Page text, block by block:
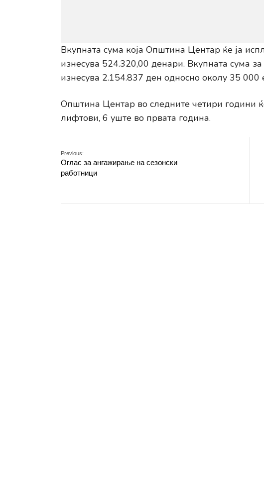
Вкупната сума која Општина Центар ќе ја
изнесува 524.320,00 денари. Вкупната сума
изнесува 2.154.837 ден односно околу 35 000
Општина Центар во следните четири години
лифтови, 6 уште во првата година.
Previous:
Оглас за ангажирање на сезонски
работници